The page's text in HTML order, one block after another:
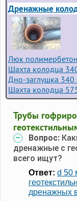
Дренажные
Люк
Шахта колодца
Дно-заглушка 340
Шахта колодца
Трубы
Вопрос:
дренажные с
всего ищут?
Ответ: d 50
дренажных